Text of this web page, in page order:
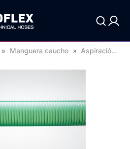
» Manguera caucho » Aspiración de líquidos